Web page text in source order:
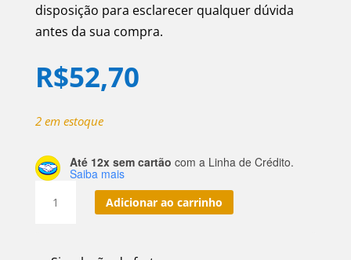
disposição para esclarecer qualquer dúvida
antes da sua compra.
R$52,70
2 em estoque
Até 12x sem cartão com a Linha de Crédito.
Saiba mais
Natural
Adicionar ao carrinho